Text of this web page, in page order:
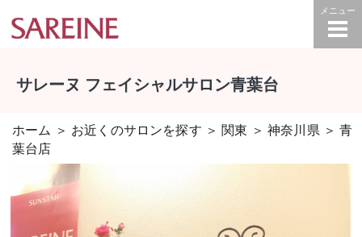
ホーム ＞ お近くのサロンを探す ＞関東 ＞神奈川県 ＞ 青
葉台店
サレーヌ フェイシャルサロン青葉台